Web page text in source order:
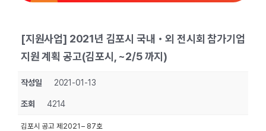
[지원사업] 2021년 김포시 국내・외 전시회 참가기업
지원 계획 공고(김포시, ~2/5 까지)
작성일 2021-01-13
조회 4214
김포시 공고 제2021 – 87호